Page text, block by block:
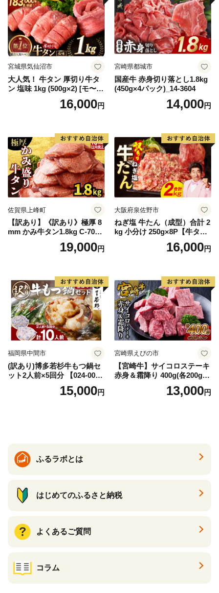
宮城県気仙沼市
大人気！ 牛タン 厚切り牛タ
ン 塩味 1kg (500g×2) [モ〜ラ
ンド 宮城県 気仙沼市 205646
60] 肉 牛肉 精肉 牛たん 牛タ
厚切り タン
16,000円
宮崎県都城市
国産牛 赤身切り落とし1.8kg
(450g×4パック)_14-3604
14,000円
佐賀県上峰町
【訳あり】《訳あり》極厚 8
mm かみ牛タン1.8kg C-709-
19,000円
大阪府泉佐野市
ねぎ塩 牛たん（成型）合計 2
kg 小分け 250g×8P【牛タン
牛肉 焼肉用 薄切り 訳あり サ
16,000円
福岡県中間市
(訳あり)博多若杉牛もつ鍋セ
ット2人前×5回分 【024-002
15,000円
宮崎県えびの市
【宮崎牛】サイコロステーキ
赤身＆霜降り 400g(各200g×
１P 計2P) 真空パック 冷凍
13,000円
ふるラボとは
はじめてのふるさと納税
よくあるご質問
コラム